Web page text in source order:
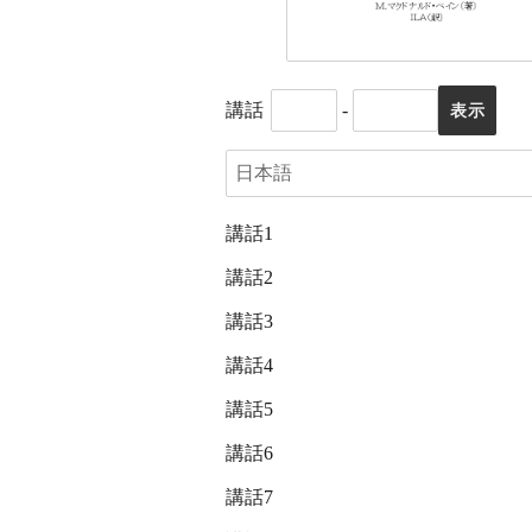
講話 -
講話1
講話2
講話3
講話4
講話5
講話6
講話7